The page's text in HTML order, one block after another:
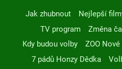
Jak zhubnout Nejlepší
TV program
Změna
Kdy budou volby
ZOO
7 pádů Honzy Dědka